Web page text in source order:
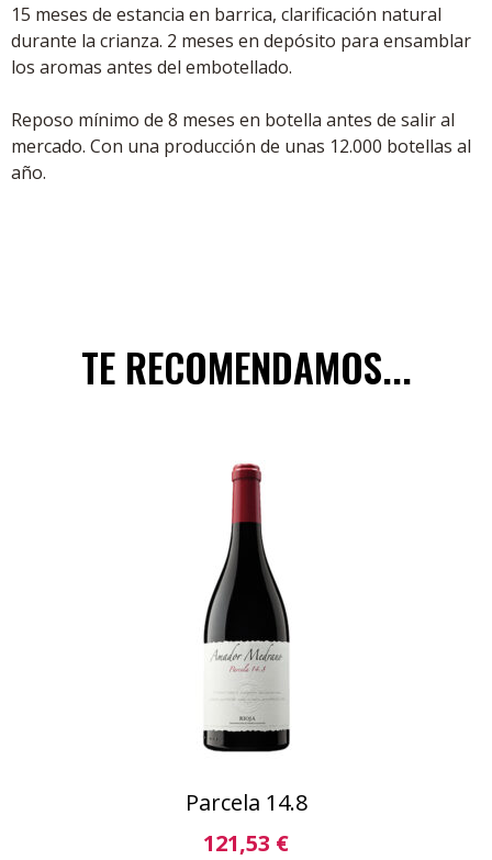
15 meses de estancia en barrica, clarificación natural
durante la crianza. 2 meses en depósito para ensamblar
los aromas antes del embotellado.
Reposo mínimo de 8 meses en botella antes de salir al
mercado. Con una producción de unas 12.000 botellas al
año.
TE RECOMENDAMOS...
Parcela 14.8
121,53 €